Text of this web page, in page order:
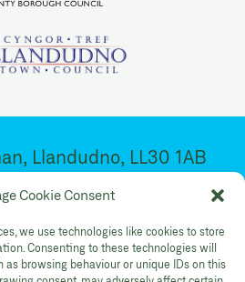
Cookie Consent
we use technologies like cookies to store
Consenting to these technologies will
as browsing behaviour or unique IDs on this
Llandudno, LL30 1AB
Sadwrn
Twitter YouTube